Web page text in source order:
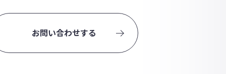
お問い合わせする